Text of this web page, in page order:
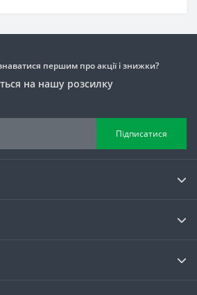
першим про акції і знижки?
на нашу розсилку
Підписатися